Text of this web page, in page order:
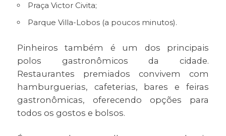
Praça Victor Civita;
Parque Villa-Lobos (a poucos minutos).
Pinheiros também é um dos principais
polos gastronômicos da cidade.
Restaurantes premiados convivem com
hamburguerias, cafeterias, bares e feiras
gastronômicas, oferecendo opções para
todos os gostos e bolsos.